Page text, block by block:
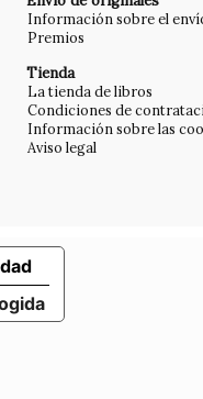
Información sobre el
Premios
Tienda
La tienda de libros
Condiciones de
Información sobre las
Aviso legal